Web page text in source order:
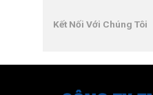
Kết Nối Với Chúng Tôi